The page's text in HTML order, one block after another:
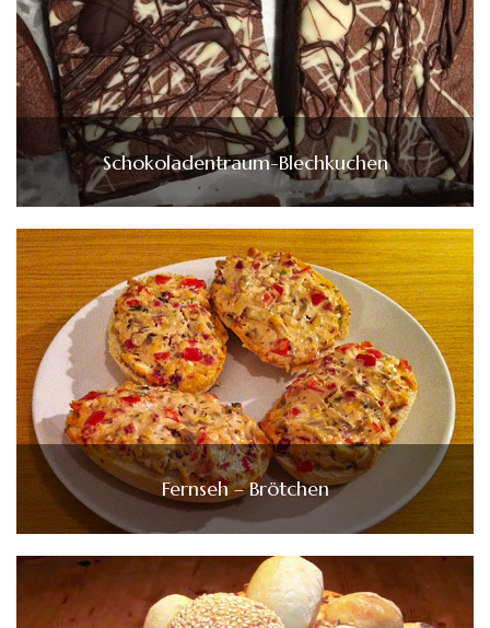
Schokoladentraum-Blechkuchen
Fernseh – Brötchen